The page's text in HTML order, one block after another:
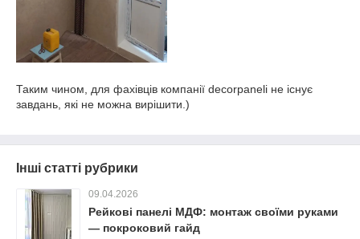
Таким чином, для фахівців компанії decorpaneli не існує
завдань, які не можна вирішити.)
Інші статті рубрики
09.04.2026
Рейкові панелі МДФ: монтаж своїми руками
— покроковий гайд